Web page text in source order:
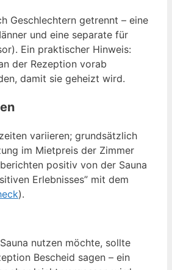
Geschlechtern getrennt – eine
und eine separate für
Ein praktischer Hinweis:
der Rezeption vorab
damit sie geheizt wird.
variieren; grundsätzlich
im Mietpreis der Zimmer
positiv von der Sauna
Erlebnisses” mit dem
).
nutzen möchte, sollte
Bescheid sagen – ein